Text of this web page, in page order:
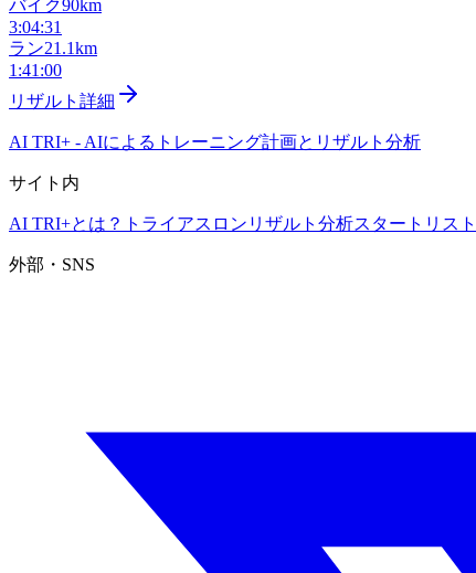
バイク90km
3:04:31
ラン21.1km
1:41:00
リザルト詳細
AI TRI+ - AIによるトレーニング計画とリザルト分析
サイト内
AI TRI+とは？ トライアスロンリザルト分析スタートリスト
外部・SNS